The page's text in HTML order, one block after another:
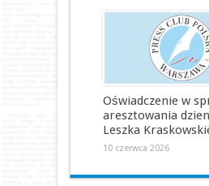
Oświadczenie w
aresztowania
Leszka
10 czerwca 2026